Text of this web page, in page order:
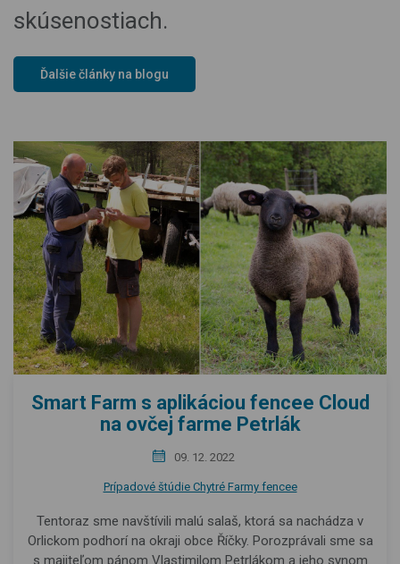
skúsenostiach.
Ďalšie články na blogu
Smart Farm s aplikáciou fencee Cloud
na ovčej farme Petrlák
09. 12. 2022
Prípadové štúdie Chytré Farmy fencee
Tentoraz sme navštívili malú salaš, ktorá sa nachádza v
Orlickom podhorí na okraji obce Říčky. Porozprávali sme sa
s majiteľom pánom Vlastimilom Petrlákom a jeho synom